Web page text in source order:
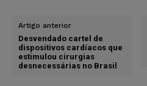
Artigo anterior
Desvendado cartel de
dispositivos cardíacos que
estimulou cirurgias
desnecessárias no Brasil